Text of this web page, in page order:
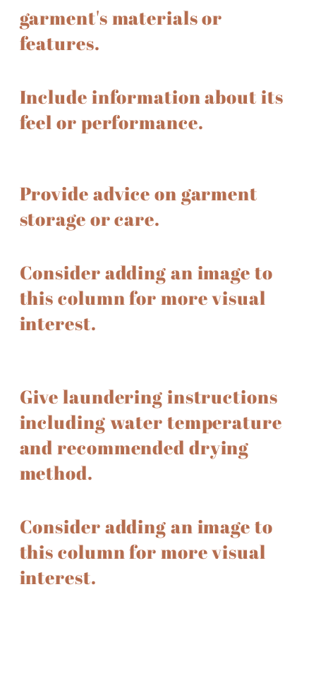
garment's materials or
features.
Include information about its
feel or performance.
Provide advice on garment
storage or care.
Consider adding an image to
this column for more visual
interest.
Give laundering instructions
including water temperature
and recommended drying
method.
Consider adding an image to
this column for more visual
interest.